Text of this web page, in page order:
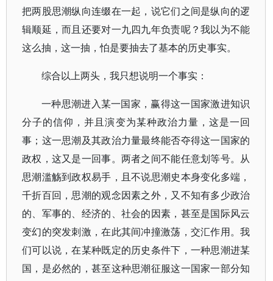
把两股思潮纵向连缀在一起，说它们之间是纵向的逻
辑顺延，而且还要对一九四九年负责呢？我以为不能
这么抽，这一抽，怕是要抽去了基本的历史事实。
综合以上两头，我只想说明一个事实：
一种思潮进入某一国家，赢得这一国家激进知识
分子的信仰，并且演变为某种政治力量，这是一回
事；这一思潮及其政治力量最终能否夺得这一国家的
政权，这又是一回事。两者之间不能任意划等号。从
思潮滥觞到政权易手，且不说思潮史本身变化多端，
千折百回，思潮的观念因素之外，又不知有多少政治
的、军事的、经济的、社会的因素，甚至是国际风云
变幻的突发刺激，在此其间冲撞激荡，交汇作用。我
们可以说，在某种既定的历史条件下，一种思潮进某
国，是必然的，甚至这种思潮征服这一国家一部分知